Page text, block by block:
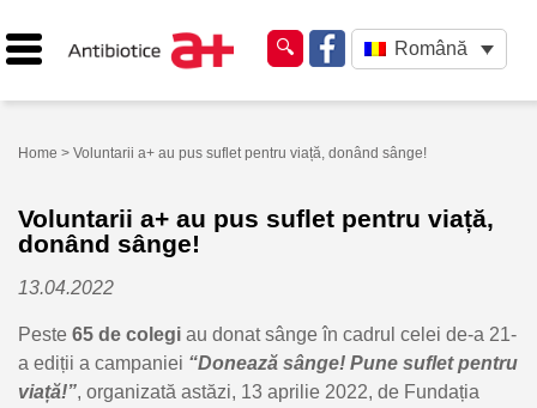
Română
Home > Voluntarii a+ au pus suflet pentru viață, donând sânge!
Voluntarii a+ au pus suflet pentru viață,
donând sânge!
13.04.2022
Peste 65 de colegi au donat sânge în cadrul celei de-a 21-
a ediții a campaniei “Donează sânge! Pune suflet pentru
viață!”, organizată astăzi, 13 aprilie 2022, de Fundația